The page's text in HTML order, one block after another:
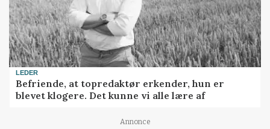
LEDER
Befriende, at topredaktør erkender, hun er
blevet klogere. Det kunne vi alle lære af
Annonce